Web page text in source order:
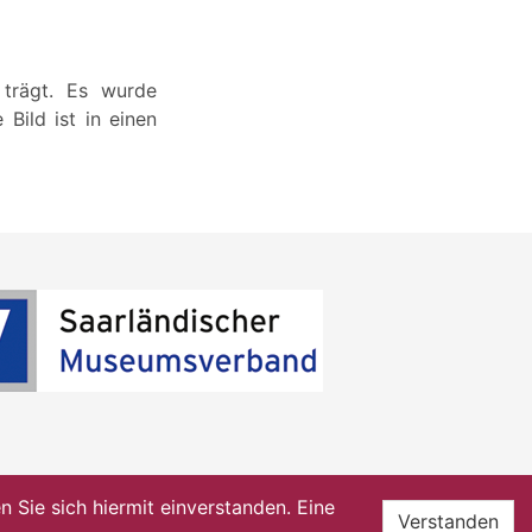
Es wurde
Bild ist in einen
Sie sich hiermit einverstanden. Eine
Verstanden